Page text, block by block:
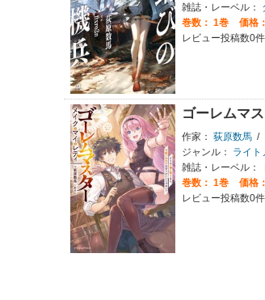
雑誌・レーベル：
巻数： 1巻
価格
レビュー投稿数0件
ゴーレムマ
作家： 荻原数馬 /
ジャンル：
ライト
雑誌・レーベル：
巻数： 1巻
価格
レビュー投稿数0件